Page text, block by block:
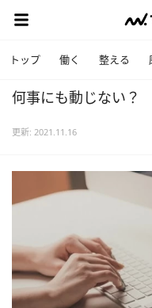
トップ 働く 整える
何事にも動じない？
更新: 2021.11.16